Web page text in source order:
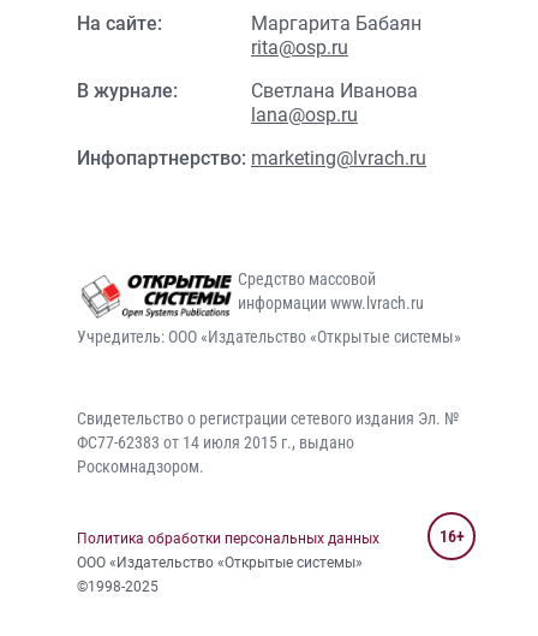
На сайте:
Маргарита Бабаян
rita@osp.ru
В журнале:
Светлана Иванова
lana@osp.ru
Инфопартнерство: marketing@lvrach.ru
Средство массовой
информации www.lvrach.ru
Учредитель: ООО «Издательство «Открытые системы»
Свидетельство о регистрации сетевого издания Эл. №
ФС77-62383 от 14 июля 2015 г., выдано
Роскомнадзором.
Политика обработки персональных данных
ООО «Издательство «Открытые системы»
©1998-2025
16+